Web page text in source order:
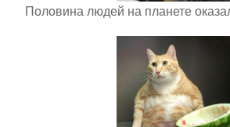
Половина людей на планете